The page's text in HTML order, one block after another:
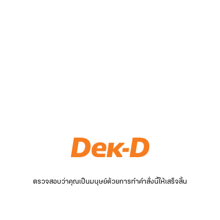
ตรวจสอบว่าคุณเป็นมนุษย์ด้วยการทำคำสั่งนี้ให้เสร็จสิ้น